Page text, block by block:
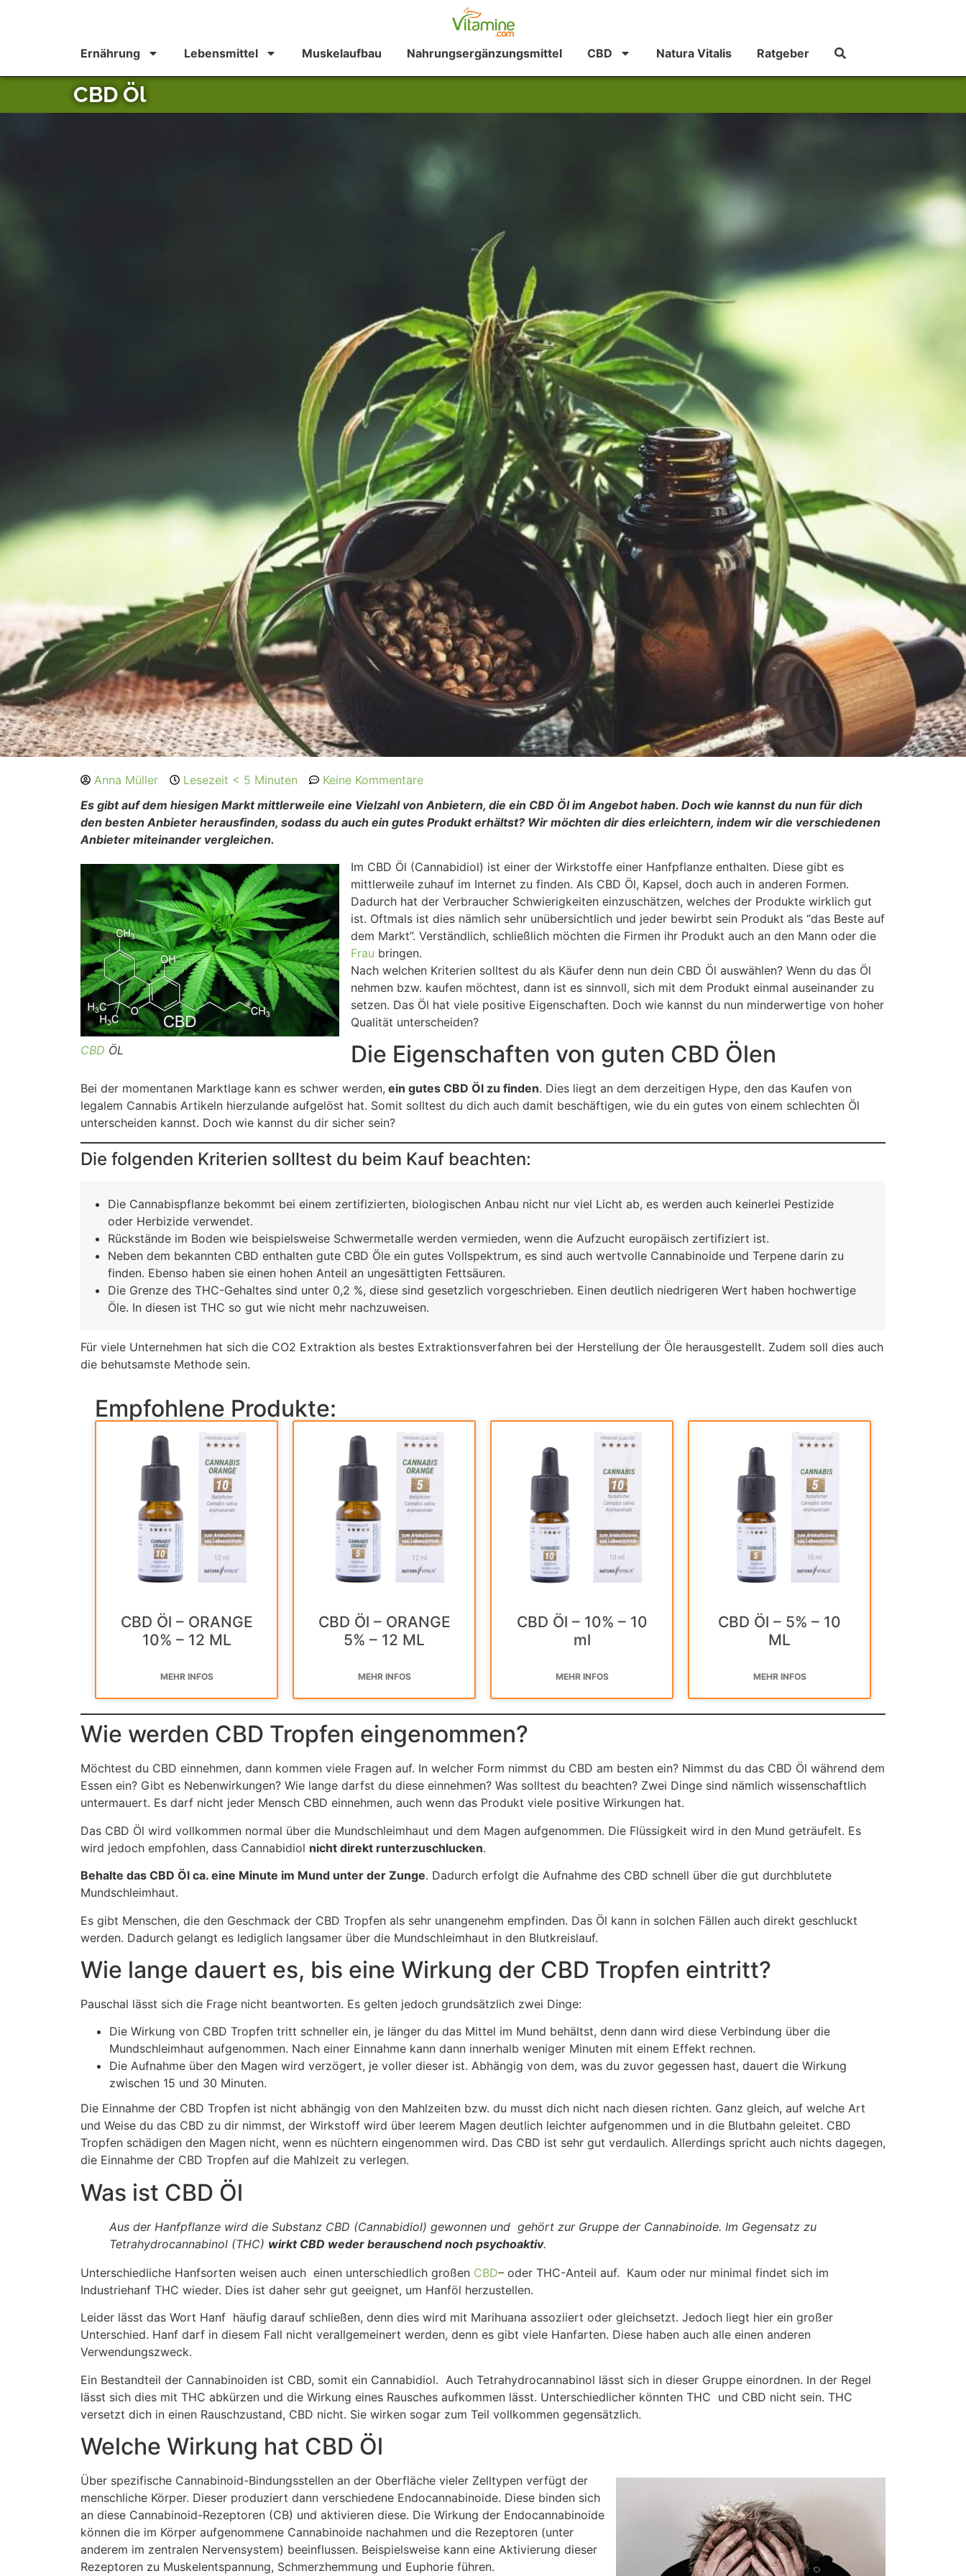
Ernährung Lebensmittel Muskelaufbau Nahrungsergänzungsmittel CBD Natura Vitalis Ratgeber
CBD Öl
Anna Müller Lesezeit < 5 Minuten
Keine Kommentare
Es gibt auf dem hiesigen Markt mittlerweile eine Vielzahl von Anbietern, die ein CBD Öl im Angebot haben. Doch wie kannst du nun für dich
den besten Anbieter herausfinden, sodass du auch ein gutes Produkt erhältst? Wir möchten dir dies erleichtern, indem wir die verschiedenen
Anbieter miteinander vergleichen.
CBD ÖL
Im CBD Öl (Cannabidiol) ist einer der Wirkstoffe einer Hanfpflanze enthalten. Diese gibt es
mittlerweile zuhauf im Internet zu finden. Als CBD Öl, Kapsel, doch auch in anderen Formen.
Dadurch hat der Verbraucher Schwierigkeiten einzuschätzen, welches der Produkte wirklich gut
ist. Oftmals ist dies nämlich sehr unübersichtlich und jeder bewirbt sein Produkt als “das Beste auf
dem Markt”. Verständlich, schließlich möchten die Firmen ihr Produkt auch an den Mann oder die
Frau bringen.
Nach welchen Kriterien solltest du als Käufer denn nun dein CBD Öl auswählen? Wenn du das Öl
nehmen bzw. kaufen möchtest, dann ist es sinnvoll, sich mit dem Produkt einmal auseinander zu
setzen. Das Öl hat viele positive Eigenschaften. Doch wie kannst du nun minderwertige von hoher
Qualität unterscheiden?
Die Eigenschaften von guten CBD Ölen
Bei der momentanen Marktlage kann es schwer werden, ein gutes CBD Öl zu finden. Dies liegt an dem derzeitigen Hype, den das Kaufen von
legalem Cannabis Artikeln hierzulande aufgelöst hat. Somit solltest du dich auch damit beschäftigen, wie du ein gutes von einem schlechten Öl
unterscheiden kannst. Doch wie kannst du dir sicher sein?
Die folgenden Kriterien solltest du beim Kauf beachten:
Die Cannabispflanze bekommt bei einem zertifizierten, biologischen Anbau nicht nur viel Licht ab, es werden auch keinerlei Pestizide
oder Herbizide verwendet.
Rückstände im Boden wie beispielsweise Schwermetalle werden vermieden, wenn die Aufzucht europäisch zertifiziert ist.
Neben dem bekannten CBD enthalten gute CBD Öle ein gutes Vollspektrum, es sind auch wertvolle Cannabinoide und Terpene darin zu
finden. Ebenso haben sie einen hohen Anteil an ungesättigten Fettsäuren.
Die Grenze des THC-Gehaltes sind unter 0,2 %, diese sind gesetzlich vorgeschrieben. Einen deutlich niedrigeren Wert haben hochwertige
Öle. In diesen ist THC so gut wie nicht mehr nachzuweisen.
Für viele Unternehmen hat sich die CO2 Extraktion als bestes Extraktionsverfahren bei der Herstellung der Öle herausgestellt. Zudem soll dies auch
die behutsamste Methode sein.
Empfohlene Produkte:
CBD Öl – ORANGE
10% – 12 ML
MEHR INFOS
CBD Öl – ORANGE
5% – 12 ML
MEHR INFOS
CBD Öl – 10% – 10
ml
MEHR INFOS
CBD Öl – 5% – 10
ML
MEHR INFOS
Wie werden CBD Tropfen eingenommen?
Möchtest du CBD einnehmen, dann kommen viele Fragen auf. In welcher Form nimmst du CBD am besten ein? Nimmst du das CBD Öl während dem
Essen ein? Gibt es Nebenwirkungen? Wie lange darfst du diese einnehmen? Was solltest du beachten? Zwei Dinge sind nämlich wissenschaftlich
untermauert. Es darf nicht jeder Mensch CBD einnehmen, auch wenn das Produkt viele positive Wirkungen hat.
Das CBD Öl wird vollkommen normal über die Mundschleimhaut und dem Magen aufgenommen. Die Flüssigkeit wird in den Mund geträufelt. Es
wird jedoch empfohlen, dass Cannabidiol nicht direkt runterzuschlucken.
Behalte das CBD Öl ca. eine Minute im Mund unter der Zunge. Dadurch erfolgt die Aufnahme des CBD schnell über die gut durchblutete
Mundschleimhaut.
Es gibt Menschen, die den Geschmack der CBD Tropfen als sehr unangenehm empfinden. Das Öl kann in solchen Fällen auch direkt geschluckt
werden. Dadurch gelangt es lediglich langsamer über die Mundschleimhaut in den Blutkreislauf.
Wie lange dauert es, bis eine Wirkung der CBD Tropfen eintritt?
Pauschal lässt sich die Frage nicht beantworten. Es gelten jedoch grundsätzlich zwei Dinge:
Die Wirkung von CBD Tropfen tritt schneller ein, je länger du das Mittel im Mund behältst, denn dann wird diese Verbindung über die
Mundschleimhaut aufgenommen. Nach einer Einnahme kann dann innerhalb weniger Minuten mit einem Effekt rechnen.
Die Aufnahme über den Magen wird verzögert, je voller dieser ist. Abhängig von dem, was du zuvor gegessen hast, dauert die Wirkung
zwischen 15 und 30 Minuten.
Die Einnahme der CBD Tropfen ist nicht abhängig von den Mahlzeiten bzw. du musst dich nicht nach diesen richten. Ganz gleich, auf welche Art
und Weise du das CBD zu dir nimmst, der Wirkstoff wird über leerem Magen deutlich leichter aufgenommen und in die Blutbahn geleitet. CBD
Tropfen schädigen den Magen nicht, wenn es nüchtern eingenommen wird. Das CBD ist sehr gut verdaulich. Allerdings spricht auch nichts dagegen,
die Einnahme der CBD Tropfen auf die Mahlzeit zu verlegen.
Was ist CBD Öl
Aus der Hanfpflanze wird die Substanz CBD (Cannabidiol) gewonnen und gehört zur Gruppe der Cannabinoide. Im Gegensatz zu
Tetrahydrocannabinol (THC) wirkt CBD weder berauschend noch psychoaktiv.
Unterschiedliche Hanfsorten weisen auch einen unterschiedlich großen CBD– oder THC-Anteil auf. Kaum oder nur minimal findet sich im
Industriehanf THC wieder. Dies ist daher sehr gut geeignet, um Hanföl herzustellen.
Leider lässt das Wort Hanf häufig darauf schließen, denn dies wird mit Marihuana assoziiert oder gleichsetzt. Jedoch liegt hier ein großer
Unterschied. Hanf darf in diesem Fall nicht verallgemeinert werden, denn es gibt viele Hanfarten. Diese haben auch alle einen anderen
Verwendungszweck.
Ein Bestandteil der Cannabinoiden ist CBD, somit ein Cannabidiol. Auch Tetrahydrocannabinol lässt sich in dieser Gruppe einordnen. In der Regel
lässt sich dies mit THC abkürzen und die Wirkung eines Rausches aufkommen lässt. Unterschiedlicher könnten THC und CBD nicht sein. THC
versetzt dich in einen Rauschzustand, CBD nicht. Sie wirken sogar zum Teil vollkommen gegensätzlich.
Welche Wirkung hat CBD Öl
Über spezifische Cannabinoid-Bindungsstellen an der Oberfläche vieler Zelltypen verfügt der
menschliche Körper. Dieser produziert dann verschiedene Endocannabinoide. Diese binden sich
an diese Cannabinoid-Rezeptoren (CB) und aktivieren diese. Die Wirkung der Endocannabinoide
können die im Körper aufgenommene Cannabinoide nachahmen und die Rezeptoren (unter
anderem im zentralen Nervensystem) beeinflussen. Beispielsweise kann eine Aktivierung dieser
Rezeptoren zu Muskelentspannung, Schmerzhemmung und Euphorie führen.